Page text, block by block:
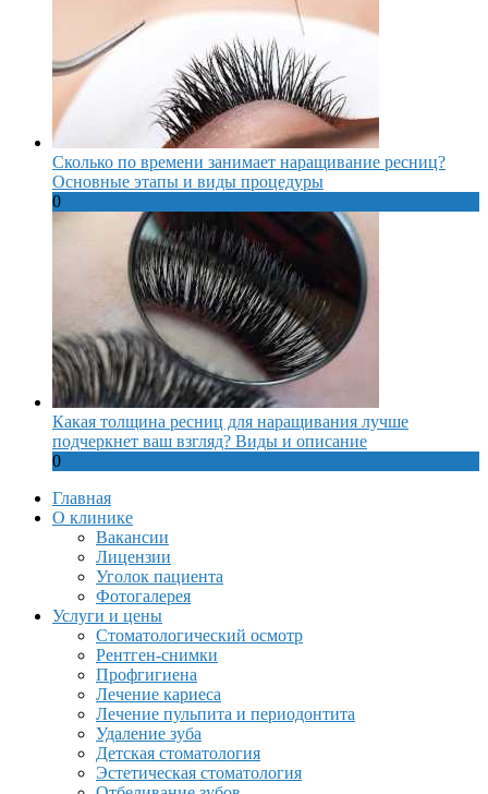
Сколько по времени занимает наращивание ресниц?
Основные этапы и виды процедуры
0
Какая толщина ресниц для наращивания лучше
подчеркнет ваш взгляд? Виды и описание
0
Главная
О клинике
Вакансии
Лицензии
Уголок пациента
Фотогалерея
Услуги и цены
Стоматологический осмотр
Рентген-снимки
Профгигиена
Лечение кариеса
Лечение пульпита и периодонтита
Удаление зуба
Детская стоматология
Эстетическая стоматология